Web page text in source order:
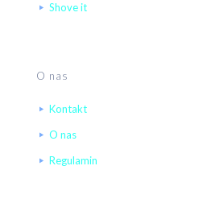
Shove it
O nas
Kontakt
O nas
Regulamin